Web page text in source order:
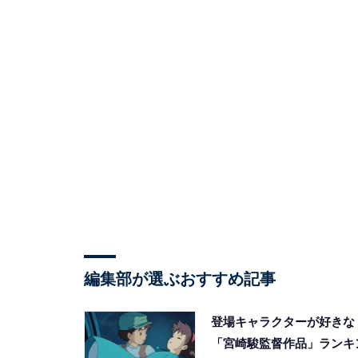
編集部が選ぶおすすめ記事
登場キャラクターが好きな
「宮崎駿監督作品」ランキ